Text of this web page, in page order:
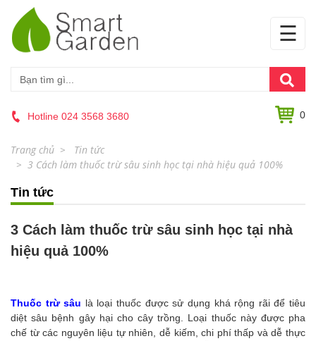
Hotline 024 3568 3680 0
☰
Trang chủ
Tin tức
3 Cách làm thuốc trừ sâu sinh học tại nhà hiệu quả 100%
Tin tức
3 Cách làm thuốc trừ sâu sinh học tại nhà
hiệu quả 100%
Thuốc trừ sâu là loại thuốc được sử dụng khá rộng rãi để tiêu
diệt sâu bệnh gây hại cho cây trồng. Loại thuốc này được pha
chế từ các nguyên liệu tự nhiên, dễ kiếm, chi phí thấp và dễ thực